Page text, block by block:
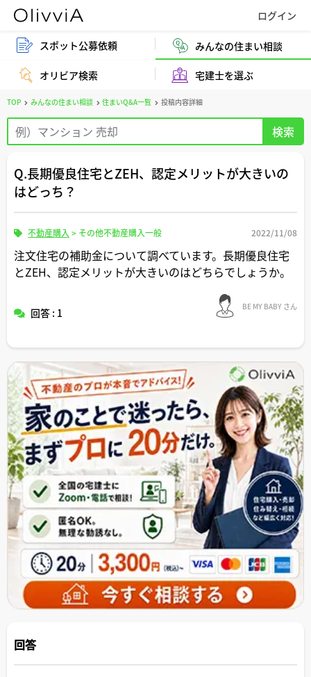
スポット公募依頼 みんなの住まい相談
オリビア検索 宅建士を選ぶ
TOP みんなの住まい相談 住まいQ&A一覧 投稿内容詳細
Q.長期優良住宅とZEH、認定メリットが大きいの
はどっち？
不動産購入 > その他不動産購入一般 2022/11/08
注文住宅の補助金について調べています。長期優良住宅
とZEH、認定メリットが大きいのはどちらでしょうか。
回答 : 1 BE MY BABY さん
回答